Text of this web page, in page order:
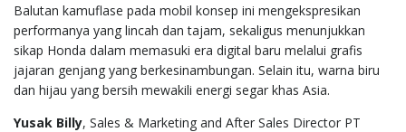
Balutan kamuflase pada mobil konsep ini mengekspresikan
performanya yang lincah dan tajam, sekaligus menunjukkan
sikap Honda dalam memasuki era digital baru melalui grafis
jajaran genjang yang berkesinambungan. Selain itu, warna biru
dan hijau yang bersih mewakili energi segar khas Asia.
Yusak Billy, Sales & Marketing and After Sales Director PT